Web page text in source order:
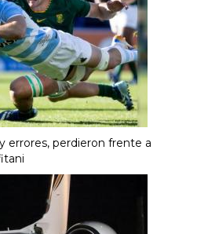
errores, perdieron frente a